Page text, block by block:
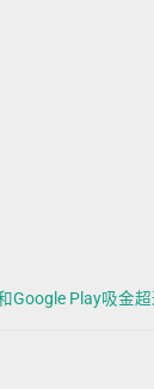
Google Play吸金